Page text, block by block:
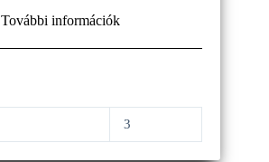
További információk
3